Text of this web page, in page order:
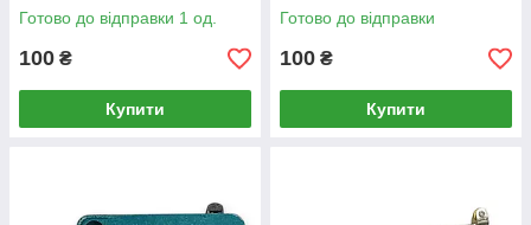
Готово до відправки 1 од.
100 ₴
Купити
Готово до відправки
100 ₴
Купити